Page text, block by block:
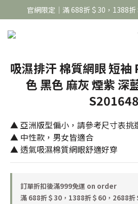
官網限定｜滿 688折＄30，1388
官網限定｜滿 688折＄30，1388
United Athle系列｜註冊
吸濕排汗 棉質網眼 短袖
色 黑色 麻灰 煙紫 深
S201648
▲ 亞洲版型偏小，請參考尺寸表挑
▲ 中性款，男女皆適合
▲ 透氣吸濕棉質網眼舒適好穿
訂單折扣後滿999免運 on order
滿 688折＄30，1388折＄60，2688